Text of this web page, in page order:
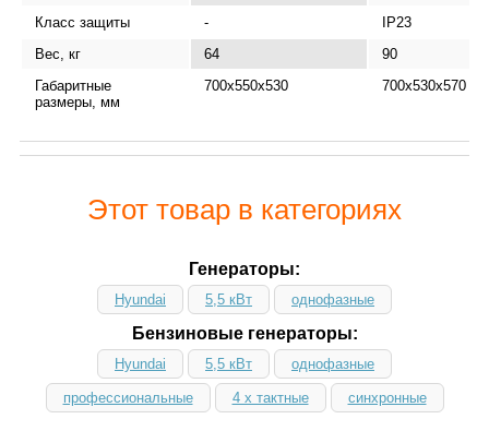
Класс защиты
-
IP23
Вес, кг
64
90
Габаритные
размеры, мм
700x550x530 700х530х570
Этот товар в категориях
Генераторы:
Hyundai 5,5 кВт однофазные
Бензиновые генераторы:
Hyundai 5,5 кВт однофазные
профессиональные 4 х тактные синхронные